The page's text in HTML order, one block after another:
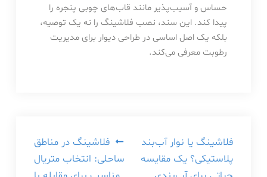
حساس و آسیب‌پذیر مانند قاب‌های چوبی پنجره را
پیدا کند. این سند، نصب فلاشینگ را نه یک توصیه،
بلکه یک اصل اساسی در طراحی دیوار برای مدیریت
رطوبت معرفی می‌کند.
راهبری
نوشته
فلاشینگ در مناطق
ساحلی: انتخاب متریال
فلاشینگ یا نوار آب‌بند
پلاستیکی؟ یک مقایسه